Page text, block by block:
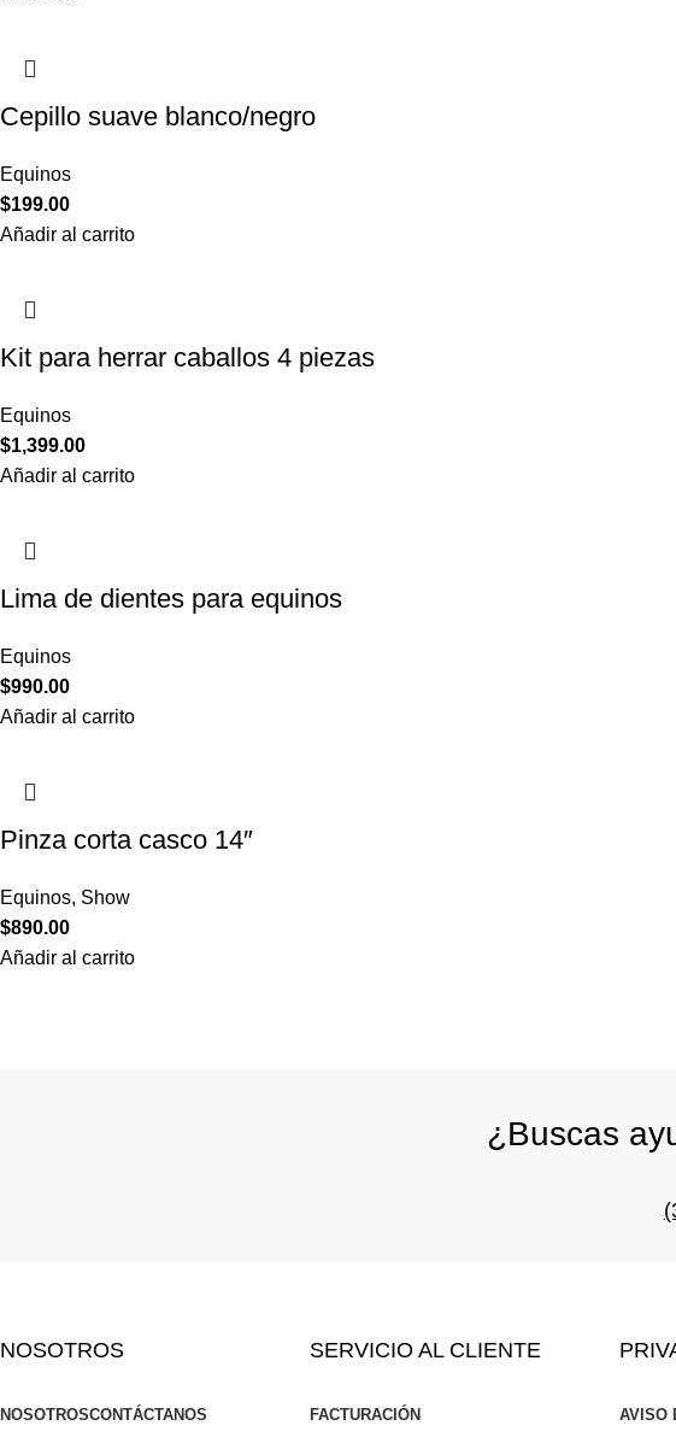
Cepillo suave blanco/negro
Equinos
$199.00
Añadir al carrito
Kit para herrar caballos 4 piezas
Equinos
$1,399.00
Añadir al carrito
Lima de dientes para equinos
Equinos
$990.00
Añadir al carrito
Pinza corta casco 14″
Equinos, Show
$890.00
Añadir al carrito
¿Buscas
NOSOTROS
NOSOTROSCONTÁCTANOS
SERVICIO AL CLIENTE
FACTURACIÓN AVISO